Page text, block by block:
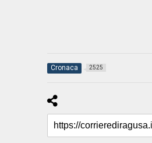
Cronaca 2525